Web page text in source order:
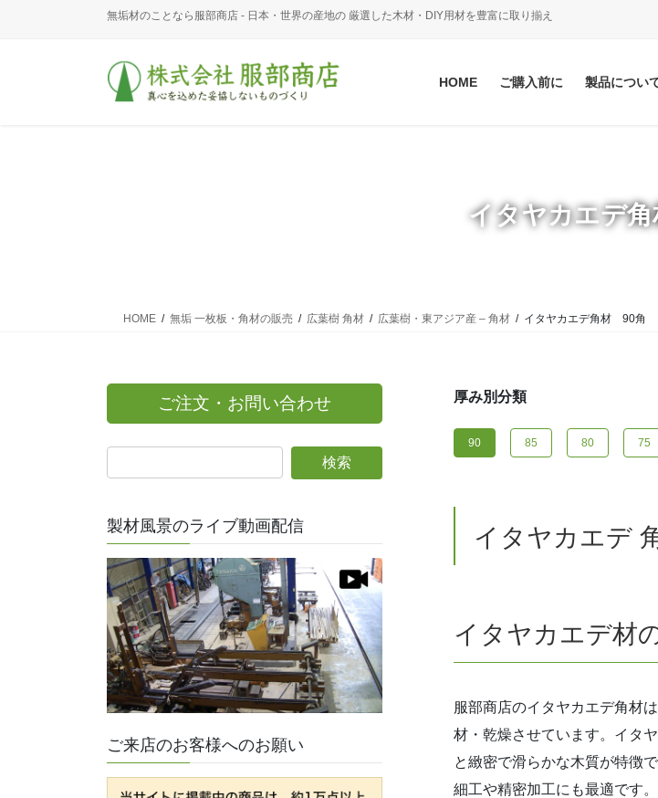
無垢材のことなら服部商店 - 日本・世界の産地の 厳選した木材・DIY用材を豊富に取り揃え
HOME ご購入前に 製品につい
イタヤカエデ
HOME 無垢 一枚板・角材の販売 広葉樹 角材 広葉樹・東アジア産 – 角材 イタヤカエデ角材 90角
厚み別分類
90 85 80 75
イタヤカエデ
イタヤカエデ材
服部商店のイタヤカエデ角材
材・乾燥させています。イタ
と緻密で滑らかな木質が特徴
細工や精密加工にも最適です
ご注文・お問い合わせ
製材風景のライブ動画配信
ご来店のお客様へのお願い